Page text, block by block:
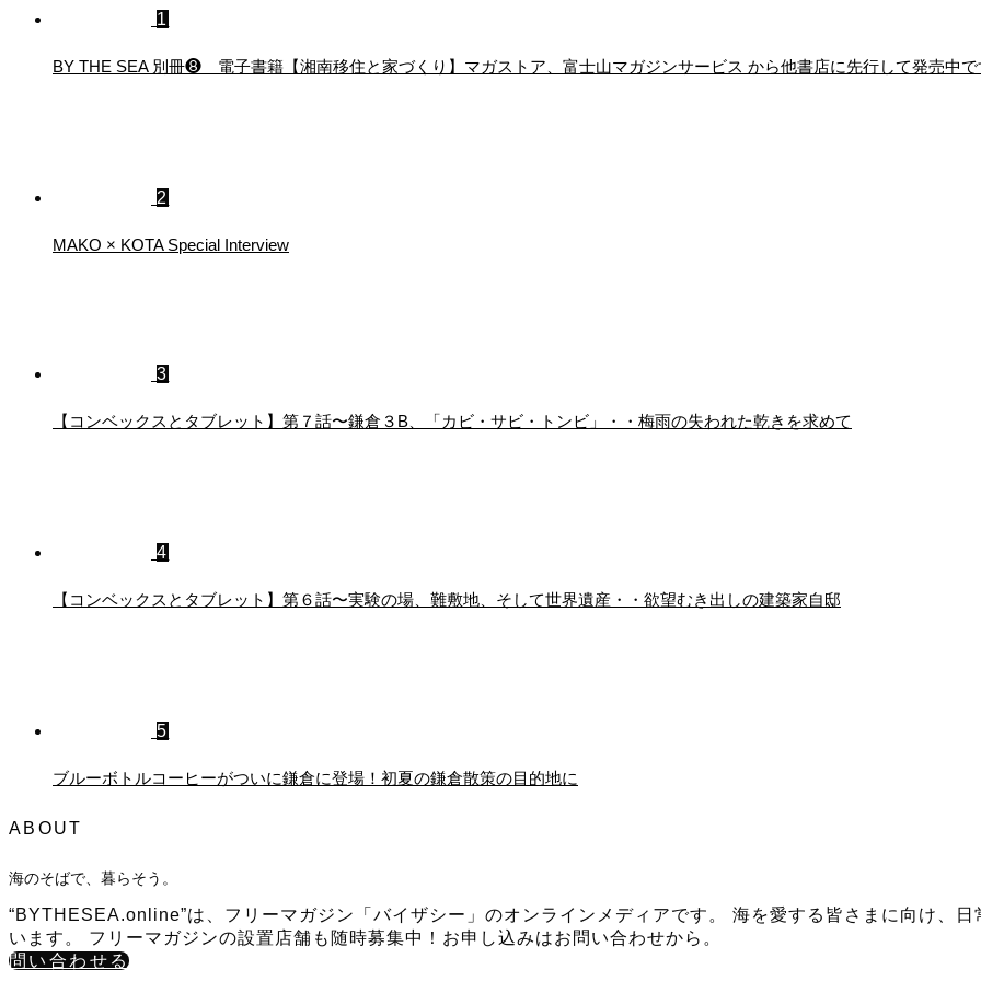
1
BY THE SEA 別冊❽ 電子書籍【湘南移住と家づくり】マガストア、富士山マガジンサービス から他書店に先行して発売中で
2
MAKO × KOTA Special Interview
3
【コンベックスとタブレット】第７話〜鎌倉３B、「カビ・サビ・トンビ」・・梅雨の失われた乾きを求めて
4
【コンベックスとタブレット】第６話〜実験の場、難敷地、そして世界遺産・・欲望むき出しの建築家自邸
5
ブルーボトルコーヒーがついに鎌倉に登場！初夏の鎌倉散策の目的地に
ABOUT
海のそばで、暮らそう。
“BYTHESEA.online”は、フリーマガジン「バイザシー」のオンラインメディアです。 海を愛する皆さまに向け、
います。 フリーマガジンの設置店舗も随時募集中！お申し込みはお問い合わせから。
問い合わせる